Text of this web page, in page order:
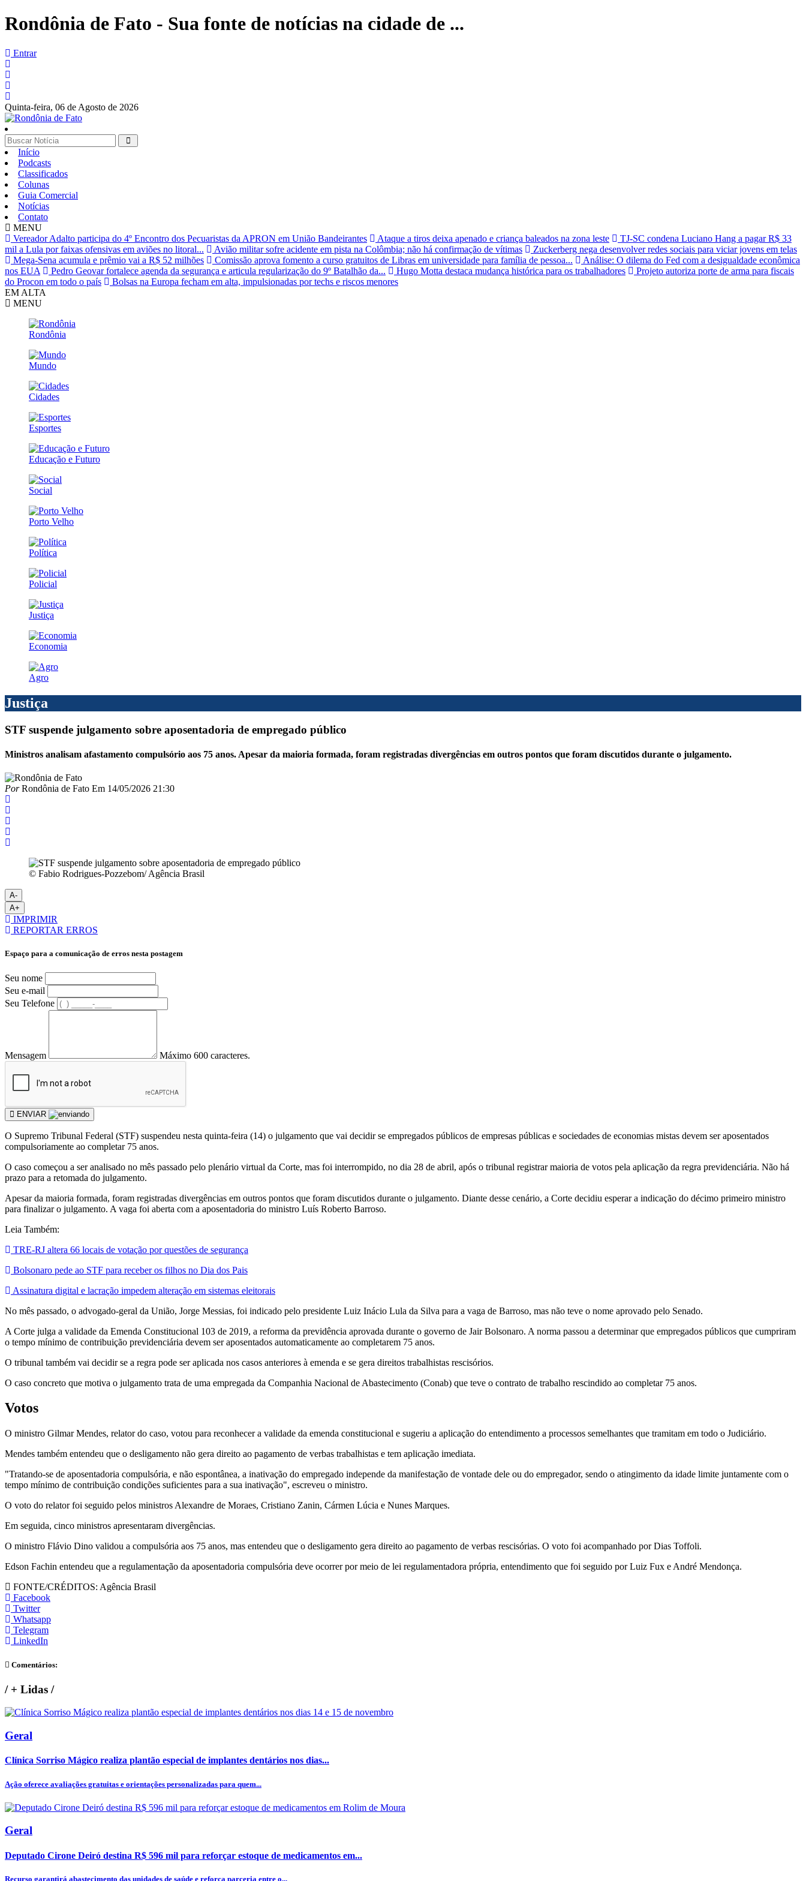
Rondônia de Fato - Sua fonte de notícias na cidade de ...
Entrar
Quinta-feira, 06 de Agosto de 2026
Início
Podcasts
Classificados
Colunas
Guia Comercial
Notícias
Contato
MENU
Vereador Adalto participa do 4º Encontro dos Pecuaristas da APRON em União Bandeirantes
Ataque a tiros deixa apenado e criança baleados na zona leste
TJ-SC condena Luciano Hang a pagar R$ 33
mil a Lula por faixas ofensivas em aviões no litoral...
Avião militar sofre acidente em pista na Colômbia; não há confirmação de vítimas
Zuckerberg nega desenvolver redes sociais para viciar jovens em telas
Mega-Sena acumula e prêmio vai a R$ 52 milhões
Comissão aprova fomento a curso gratuitos de Libras em universidade para família de pessoa...
Análise: O dilema do Fed com a desigualdade econômica
nos EUA
Pedro Geovar fortalece agenda da segurança e articula regularização do 9º Batalhão da... Hugo Motta destaca mudança histórica para os trabalhadores
Projeto autoriza porte de arma para fiscais
do Procon em todo o país
Bolsas na Europa fecham em alta, impulsionadas por techs e riscos menores
EM ALTA
MENU
Rondônia
Mundo
Cidades
Esportes
Educação e Futuro
Social
Porto Velho
Política
Policial
Justiça
Economia
Agro
Justiça
STF suspende julgamento sobre aposentadoria de empregado público
Ministros analisam afastamento compulsório aos 75 anos. Apesar da maioria formada, foram registradas divergências em outros pontos que foram discutidos durante o julgamento.
PorRondônia de Fato Em 14/05/2026 21:30
© Fabio Rodrigues-Pozzebom/ Agência Brasil
A-
A+
IMPRIMIR
REPORTAR ERROS
Espaço para a comunicação de erros nesta postagem
Seu nome
Seu e-mail
Seu Telefone
Mensagem Máximo 600 caracteres.
ENVIAR
O Supremo Tribunal Federal (STF) suspendeu nesta quinta-feira (14) o julgamento que vai decidir se empregados públicos de empresas públicas e sociedades de economias mistas devem ser aposentados
compulsoriamente ao completar 75 anos.
O caso começou a ser analisado no mês passado pelo plenário virtual da Corte, mas foi interrompido, no dia 28 de abril, após o tribunal registrar maioria de votos pela aplicação da regra previdenciária. Não há
prazo para a retomada do julgamento.
Apesar da maioria formada, foram registradas divergências em outros pontos que foram discutidos durante o julgamento. Diante desse cenário, a Corte decidiu esperar a indicação do décimo primeiro ministro
para finalizar o julgamento. A vaga foi aberta com a aposentadoria do ministro Luís Roberto Barroso.
Leia Também:
TRE-RJ altera 66 locais de votação por questões de segurança
Bolsonaro pede ao STF para receber os filhos no Dia dos Pais
Assinatura digital e lacração impedem alteração em sistemas eleitorais
No mês passado, o advogado-geral da União, Jorge Messias, foi indicado pelo presidente Luiz Inácio Lula da Silva para a vaga de Barroso, mas não teve o nome aprovado pelo Senado.
A Corte julga a validade da Emenda Constitucional 103 de 2019, a reforma da previdência aprovada durante o governo de Jair Bolsonaro. A norma passou a determinar que empregados públicos que cumpriram
o tempo mínimo de contribuição previdenciária devem ser aposentados automaticamente ao completarem 75 anos.
O tribunal também vai decidir se a regra pode ser aplicada nos casos anteriores à emenda e se gera direitos trabalhistas rescisórios.
O caso concreto que motiva o julgamento trata de uma empregada da Companhia Nacional de Abastecimento (Conab) que teve o contrato de trabalho rescindido ao completar 75 anos.
Votos
O ministro Gilmar Mendes, relator do caso, votou para reconhecer a validade da emenda constitucional e sugeriu a aplicação do entendimento a processos semelhantes que tramitam em todo o Judiciário.
Mendes também entendeu que o desligamento não gera direito ao pagamento de verbas trabalhistas e tem aplicação imediata.
"Tratando-se de aposentadoria compulsória, e não espontânea, a inativação do empregado independe da manifestação de vontade dele ou do empregador, sendo o atingimento da idade limite juntamente com o
tempo mínimo de contribuição condições suficientes para a sua inativação", escreveu o ministro.
O voto do relator foi seguido pelos ministros Alexandre de Moraes, Cristiano Zanin, Cármen Lúcia e Nunes Marques.
Em seguida, cinco ministros apresentaram divergências.
O ministro Flávio Dino validou a compulsória aos 75 anos, mas entendeu que o desligamento gera direito ao pagamento de verbas rescisórias. O voto foi acompanhado por Dias Toffoli.
Edson Fachin entendeu que a regulamentação da aposentadoria compulsória deve ocorrer por meio de lei regulamentadora própria, entendimento que foi seguido por Luiz Fux e André Mendonça.
FONTE/CRÉDITOS: Agência Brasil
Facebook
Twitter
Whatsapp
Telegram
LinkedIn
Comentários:
/+ Lidas /
Geral
Clínica Sorriso Mágico realiza plantão especial de implantes dentários nos dias...
Ação oferece avaliações gratuitas e orientações personalizadas para quem...
Geral
Deputado Cirone Deiró destina R$ 596 mil para reforçar estoque de medicamentos em...
Recurso garantirá abastecimento das unidades de saúde e reforça parceria entre o...